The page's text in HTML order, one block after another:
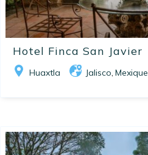
Hotel Finca San Javier
Huaxtla Jalisco, Mexique